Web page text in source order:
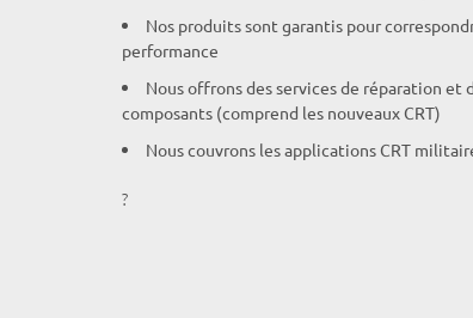
Nos produits sont garantis pour
performance
Nous offrons des services de réparation et
composants (comprend les nouveaux CRT)
Nous couvrons les applications CRT
?